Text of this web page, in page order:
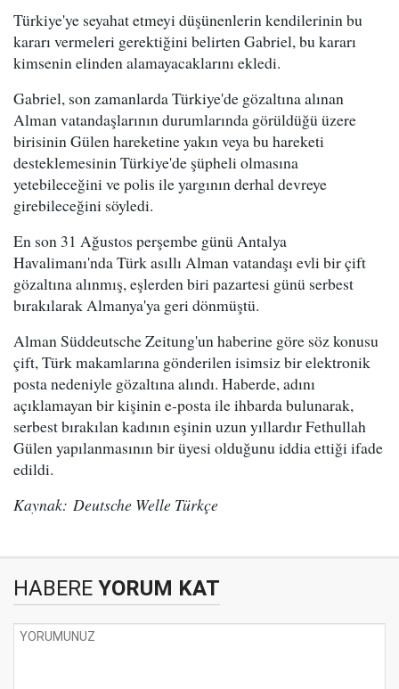
Türkiye'ye seyahat etmeyi düşünenlerin kendilerinin bu
kararı vermeleri gerektiğini belirten Gabriel, bu kararı
kimsenin elinden alamayacaklarını ekledi.
Gabriel, son zamanlarda Türkiye'de gözaltına alınan
Alman vatandaşlarının durumlarında görüldüğü üzere
birisinin Gülen hareketine yakın veya bu hareketi
desteklemesinin Türkiye'de şüpheli olmasına
yetebileceğini ve polis ile yargının derhal devreye
girebileceğini söyledi.
En son 31 Ağustos perşembe günü Antalya
Havalimanı'nda Türk asıllı Alman vatandaşı evli bir çift
gözaltına alınmış, eşlerden biri pazartesi günü serbest
bırakılarak Almanya'ya geri dönmüştü.
Alman Süddeutsche Zeitung'un haberine göre söz konusu
çift, Türk makamlarına gönderilen isimsiz bir elektronik
posta nedeniyle gözaltına alındı. Haberde, adını
açıklamayan bir kişinin e-posta ile ihbarda bulunarak,
serbest bırakılan kadının eşinin uzun yıllardır Fethullah
Gülen yapılanmasının bir üyesi olduğunu iddia ettiği ifade
edildi.
Kaynak: Deutsche Welle Türkçe
HABERE YORUM KAT